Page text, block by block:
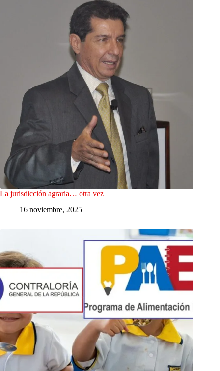
La jurisdicción agraria… otra vez
16 noviembre, 2025